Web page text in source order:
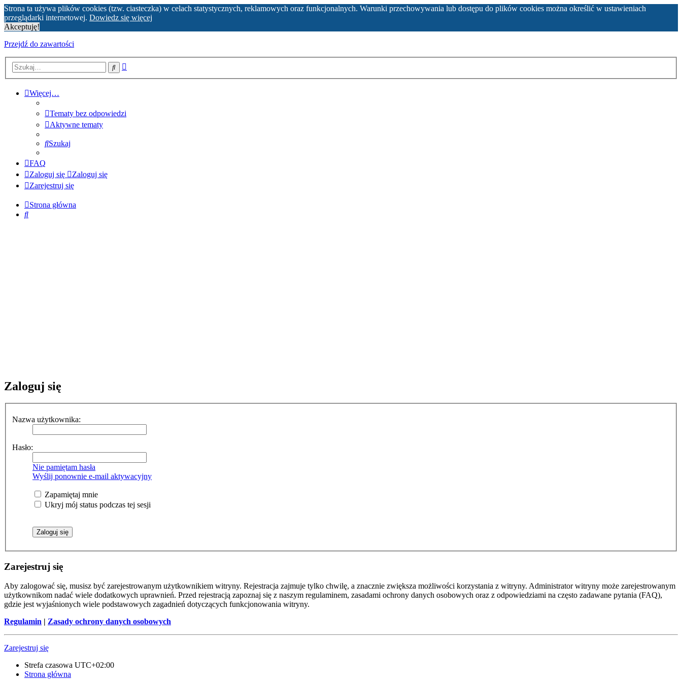
Strona ta używa plików cookies (tzw. ciasteczka) w celach statystycznych, reklamowych oraz funkcjonalnych. Warunki przechowywania lub dostępu do plików cookies można określić w ustawieniach
przeglądarki internetowej. Dowiedz się więcej
Akceptuję!
Przejdź do zawartości
Szukaj
Więcej…
Tematy bez odpowiedzi
Aktywne tematy
Szukaj
FAQ
Zaloguj się
Zaloguj się
Zarejestruj się
Strona główna
Szukaj
Zaloguj się
Nazwa użytkownika:
Hasło:
Nie pamiętam hasła
Wyślij ponownie e-mail aktywacyjny
Zapamiętaj mnie
Ukryj mój status podczas tej sesji
Zarejestruj się
Aby zalogować się, musisz być zarejestrowanym użytkownikiem witryny. Rejestracja zajmuje tylko chwilę, a znacznie zwiększa możliwości korzystania z witryny. Administrator witryny może zarejestrowanym
użytkownikom nadać wiele dodatkowych uprawnień. Przed rejestracją zapoznaj się z naszym regulaminem, zasadami ochrony danych osobowych oraz z odpowiedziami na często zadawane pytania (FAQ),
gdzie jest wyjaśnionych wiele podstawowych zagadnień dotyczących funkcjonowania witryny.
Regulamin | Zasady ochrony danych osobowych
Zarejestruj się
Strefa czasowa UTC+02:00
Strona główna